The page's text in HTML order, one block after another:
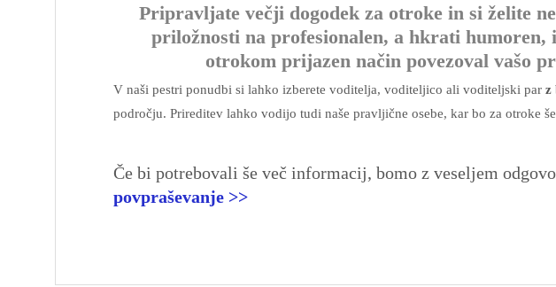
Pripravljate večji dogodek za otroke in si želite
priložnosti na profesionalen, a hkrati humoren,
otrokom prijazen način povezoval vašo
V naši pestri ponudbi si lahko izberete voditelja, voditeljico ali voditeljski parz
področju. Prireditev lahko vodijo tudi naše pravljične osebe, kar bo za otroke
Če bi potrebovali še več informacij, bomo z veseljem
povpraševanje >>